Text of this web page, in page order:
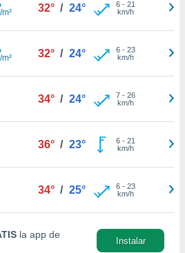
32° / 24° 6- 21
km/h
32° / 24° 6- 23
km/h
34° / 24° 7- 26
km/h
36° / 23° 6- 21
km/h
34° / 25° 6- 23
km/h
la app de
Instalar